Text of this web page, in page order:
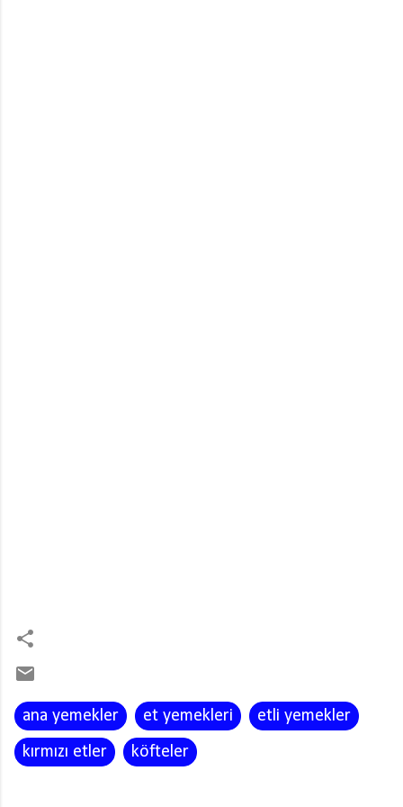
ana yemekler et yemekleri
etli yemekler
kırmızı etler
köfteler